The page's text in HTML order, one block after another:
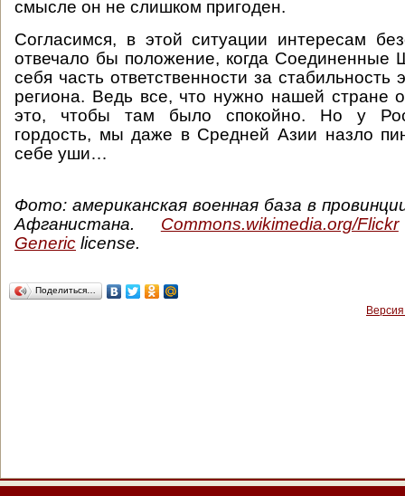
смысле он не слишком пригоден.
Согласимся, в этой ситуации интересам
отвечало бы положение, когда Соединенные
себя часть ответственности за стабильность
региона. Ведь все, что нужно нашей стране
это, чтобы там было спокойно. Но у
гордость, мы даже в Средней Азии назло
себе уши…
Фото: американская военная база в
Афганистана. Сommons.wikimedia.org/Flickr
Generic license.
Поделиться…